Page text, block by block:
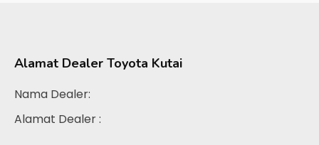
Alamat Dealer Toyota Kutai
Nama Dealer:
Alamat Dealer :